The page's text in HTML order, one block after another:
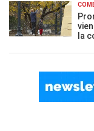
la